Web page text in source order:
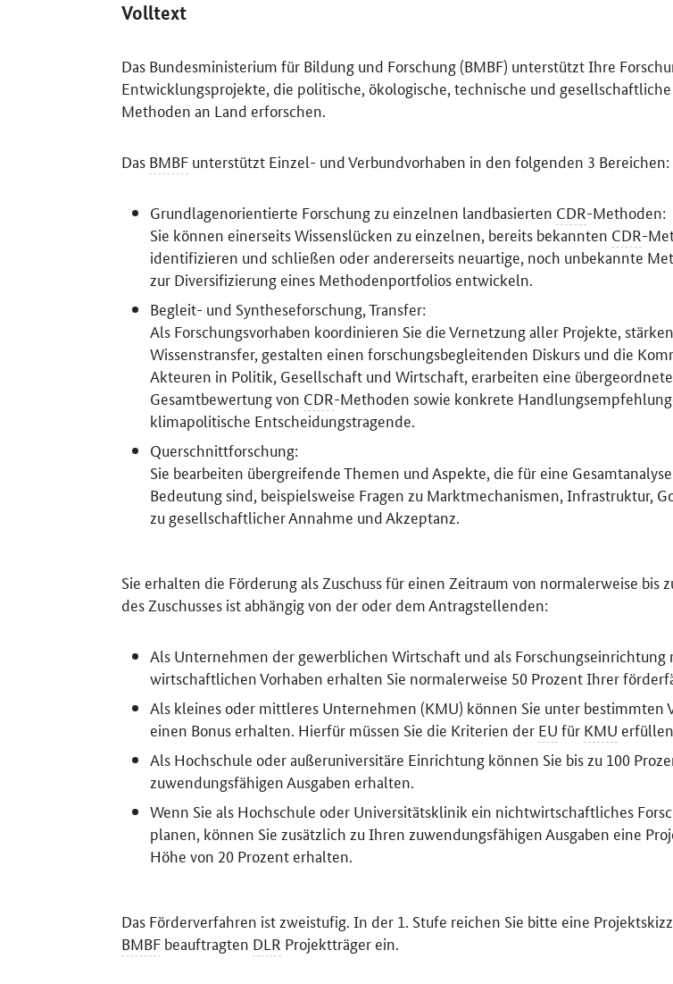
Volltext
Das Bundesministerium für Bildung und Forschung (BMBF) unterstützt Ihre
Entwicklungsprojekte, die politische, ökologische, technische und gesellschaftliche
Methoden an Land erforschen.
Das BMBF unterstützt Einzel- und Verbundvorhaben in den folgenden 3 Bereichen:
Grundlagenorientierte Forschung zu einzelnen landbasierten CDR-Methoden:
Sie können einerseits Wissenslücken zu einzelnen, bereits bekannten CDR-
identifizieren und schließen oder andererseits neuartige, noch unbekannte
zur Diversifizierung eines Methodenportfolios entwickeln.
Begleit- und Syntheseforschung, Transfer:
Als Forschungsvorhaben koordinieren Sie die Vernetzung aller Projekte,
Wissenstransfer, gestalten einen forschungsbegleitenden Diskurs und die
Akteuren in Politik, Gesellschaft und Wirtschaft, erarbeiten eine
Gesamtbewertung von CDR-Methoden sowie konkrete
klimapolitische Entscheidungstragende.
Querschnittforschung:
Sie bearbeiten übergreifende Themen und Aspekte, die für eine
Bedeutung sind, beispielsweise Fragen zu Marktmechanismen, Infrastruktur,
zu gesellschaftlicher Annahme und Akzeptanz.
Sie erhalten die Förderung als Zuschuss für einen Zeitraum von normalerweise bis
des Zuschusses ist abhängig von der oder dem Antragstellenden:
Als Unternehmen der gewerblichen Wirtschaft und als Forschungseinrichtung
wirtschaftlichen Vorhaben erhalten Sie normalerweise 50 Prozent Ihrer
Als kleines oder mittleres Unternehmen (KMU) können Sie unter bestimmten
einen Bonus erhalten. Hierfür müssen Sie die Kriterien der EU für KMU
Als Hochschule oder außeruniversitäre Einrichtung können Sie bis zu 100
zuwendungsfähigen Ausgaben erhalten.
Wenn Sie als Hochschule oder Universitätsklinik ein nichtwirtschaftliches
planen, können Sie zusätzlich zu Ihren zuwendungsfähigen Ausgaben eine
Höhe von 20 Prozent erhalten.
Das Förderverfahren ist zweistufig. In der 1. Stufe reichen Sie bitte eine
BMBF beauftragten DLR Projektträger ein.